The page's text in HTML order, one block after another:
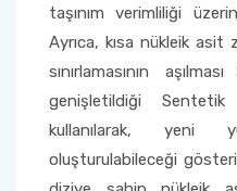
taşınım verimliliği
Ayrıca, kısa nükleik asit
sınırlamasının
genişletildiği
kullanılarak, yeni
oluşturulabileceği